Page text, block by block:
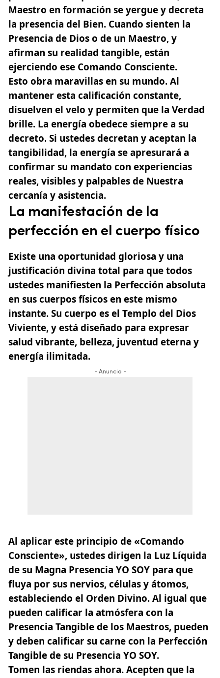
Maestro en formación se yergue y decreta
la presencia del Bien. Cuando sienten la
Presencia de Dios o de un Maestro, y
afirman su realidad tangible, están
ejerciendo ese Comando Consciente.
Esto obra maravillas en su mundo. Al
mantener esta calificación constante,
disuelven el velo y permiten que la Verdad
brille. La energía obedece siempre a su
decreto. Si ustedes decretan y aceptan la
tangibilidad, la energía se apresurará a
confirmar su mandato con experiencias
reales, visibles y palpables de Nuestra
cercanía y asistencia.
La manifestación de la
perfección en el cuerpo físico
Existe una oportunidad gloriosa y una
justificación divina total para que todos
ustedes manifiesten la Perfección absoluta
en sus cuerpos físicos en este mismo
instante. Su cuerpo es el Templo del Dios
Viviente, y está diseñado para expresar
salud vibrante, belleza, juventud eterna y
energía ilimitada.
- Anuncio -
Al aplicar este principio de «Comando
Consciente», ustedes dirigen la Luz Líquida
de su Magna Presencia YO SOY para que
fluya por sus nervios, células y átomos,
estableciendo el Orden Divino. Al igual que
pueden calificar la atmósfera con la
Presencia Tangible de los Maestros, pueden
y deben calificar su carne con la Perfección
Tangible de su Presencia YO SOY.
Tomen las riendas ahora. Acepten que la